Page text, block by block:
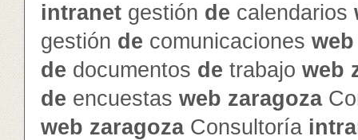
intranet gestión de calendarios
gestión de comunicaciones web
de documentos de trabajo web
de encuestas web zaragoza
web zaragozaConsultoría